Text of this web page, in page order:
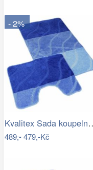
- 2%
Kvalitex
489,-479,-Kč